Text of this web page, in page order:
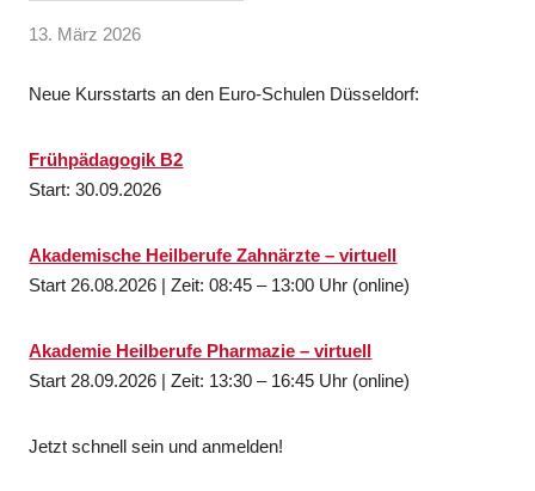
13. März 2026
Neue Kursstarts an den Euro-Schulen Düsseldorf:
Frühpädagogik B2
Start: 30.09.2026
Akademische Heilberufe Zahnärzte – virtuell
Start 26.08.2026 | Zeit: 08:45 – 13:00 Uhr (online)
Akademie Heilberufe Pharmazie – virtuell
Start 28.09.2026 | Zeit: 13:30 – 16:45 Uhr (online)
Jetzt schnell sein und anmelden!